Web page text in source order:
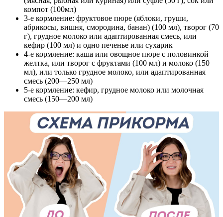
компот (100мл)
3-е кормление: фруктовое пюре (яблоки, груши,
абрикосы, вишня, смородина, банан) (100 мл), творог (70
г), грудное молоко или адаптированная смесь, или
кефир (100 мл) и одно печенье или сухарик
4-е кормление: каша или овощное пюре с половинкой
желтка, или творог с фруктами (100 мл) и молоко (150
мл), или только грудное молоко, или адаптированная
смесь (200—250 мл)
5-е кормление: кефир, грудное молоко или молочная
смесь (150—200 мл)